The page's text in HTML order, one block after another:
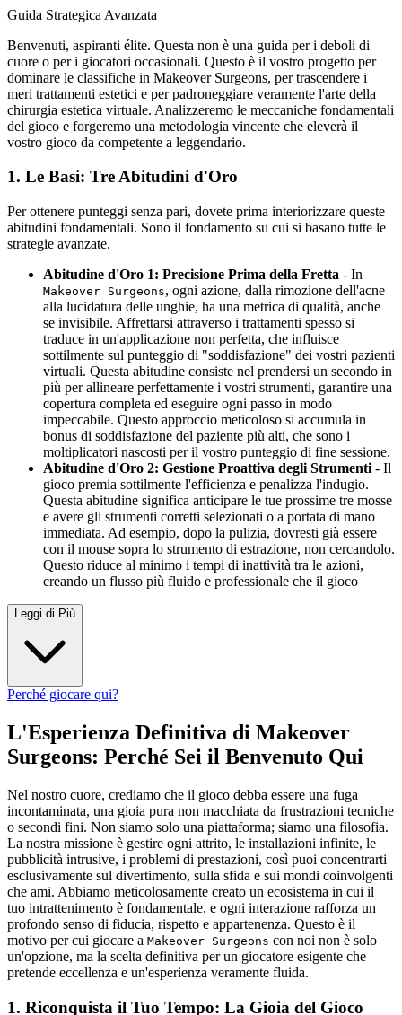
Guida Strategica Avanzata
Benvenuti, aspiranti élite. Questa non è una guida per i deboli di
cuore o per i giocatori occasionali. Questo è il vostro progetto per
dominare le classifiche in Makeover Surgeons, per trascendere i
meri trattamenti estetici e per padroneggiare veramente l'arte della
chirurgia estetica virtuale. Analizzeremo le meccaniche fondamentali
del gioco e forgeremo una metodologia vincente che eleverà il
vostro gioco da competente a leggendario.
1. Le Basi: Tre Abitudini d'Oro
Per ottenere punteggi senza pari, dovete prima interiorizzare queste
abitudini fondamentali. Sono il fondamento su cui si basano tutte le
strategie avanzate.
Abitudine d'Oro 1: Precisione Prima della Fretta - In
Makeover Surgeons, ogni azione, dalla rimozione dell'acne
alla lucidatura delle unghie, ha una metrica di qualità, anche
se invisibile. Affrettarsi attraverso i trattamenti spesso si
traduce in un'applicazione non perfetta, che influisce
sottilmente sul punteggio di "soddisfazione" dei vostri pazienti
virtuali. Questa abitudine consiste nel prendersi un secondo in
più per allineare perfettamente i vostri strumenti, garantire una
copertura completa ed eseguire ogni passo in modo
impeccabile. Questo approccio meticoloso si accumula in
bonus di soddisfazione del paziente più alti, che sono i
moltiplicatori nascosti per il vostro punteggio di fine sessione.
Abitudine d'Oro 2: Gestione Proattiva degli Strumenti - Il
gioco premia sottilmente l'efficienza e penalizza l'indugio.
Questa abitudine significa anticipare le tue prossime tre mosse
e avere gli strumenti corretti selezionati o a portata di mano
immediata. Ad esempio, dopo la pulizia, dovresti già essere
con il mouse sopra lo strumento di estrazione, non cercandolo.
Questo riduce al minimo i tempi di inattività tra le azioni,
creando un flusso più fluido e professionale che il gioco
Leggi di Più
Perché giocare qui?
L'Esperienza Definitiva di Makeover
Surgeons: Perché Sei il Benvenuto Qui
Nel nostro cuore, crediamo che il gioco debba essere una fuga
incontaminata, una gioia pura non macchiata da frustrazioni tecniche
o secondi fini. Non siamo solo una piattaforma; siamo una filosofia.
La nostra missione è gestire ogni attrito, le installazioni infinite, le
pubblicità intrusive, i problemi di prestazioni, così puoi concentrarti
esclusivamente sul divertimento, sulla sfida e sui mondi coinvolgenti
che ami. Abbiamo meticolosamente creato un ecosistema in cui il
tuo intrattenimento è fondamentale, e ogni interazione rafforza un
profondo senso di fiducia, rispetto e appartenenza. Questo è il
motivo per cui giocare a Makeover Surgeons con noi non è solo
un'opzione, ma la scelta definitiva per un giocatore esigente che
pretende eccellenza e un'esperienza veramente fluida.
1. Riconquista il Tuo Tempo: La Gioia del Gioco